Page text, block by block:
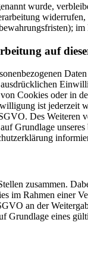
wurde,
auf
Cookies oder
ist jederzeit
Des
Grundlage
zusammen.
im Rahmen
an der
Grundlage eines